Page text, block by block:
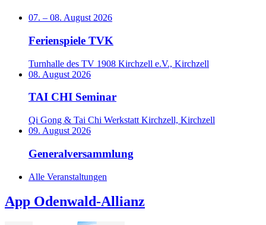
07. – 08. August 2026
Ferienspiele TVK
Turnhalle des TV 1908 Kirchzell e.V., Kirchzell
08. August 2026
TAI CHI Seminar
Qi Gong & Tai Chi Werkstatt Kirchzell, Kirchzell
09. August 2026
Generalversammlung
Alle Veranstaltungen
App Odenwald-Allianz